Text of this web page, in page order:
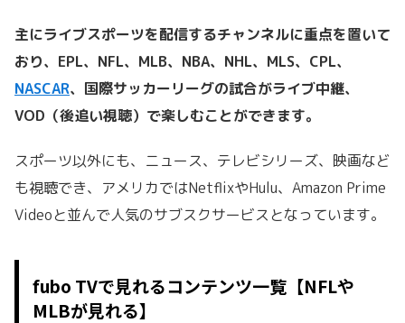
主にライブスポーツを配信するチャンネルに重点を置いて
おり、EPL、NFL、MLB、NBA、NHL、MLS、CPL、
NASCAR、国際サッカーリーグの試合がライブ中継、
VOD（後追い視聴）で楽しむことができます。
スポーツ以外にも、ニュース、テレビシリーズ、映画など
も視聴でき、アメリカではNetflixやHulu、Amazon Prime
Videoと並んで人気のサブスクサービスとなっています。
fubo TVで見れるコンテンツ一覧【NFLや
MLBが見れる】